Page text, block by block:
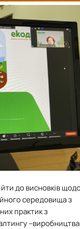
до висновків
середовища з
практик з
–виробництва